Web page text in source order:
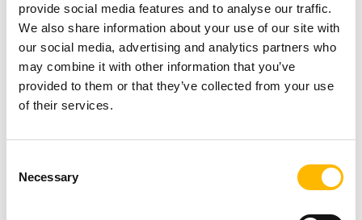
provide social media features and to analyse our traffic.
We also share information about your use of our site with
our social media, advertising and analytics partners who
may combine it with other information that you’ve
provided to them or that they’ve collected from your use
of their services.
Selection
Necessary
motors?
TiMOTION manufactures control boxes
equipped with a microprocessor that allows the
programming and synchronization of two
feedback is necessary between the electric
actuators and the control box. This feedback is
provided by different types of position sensors